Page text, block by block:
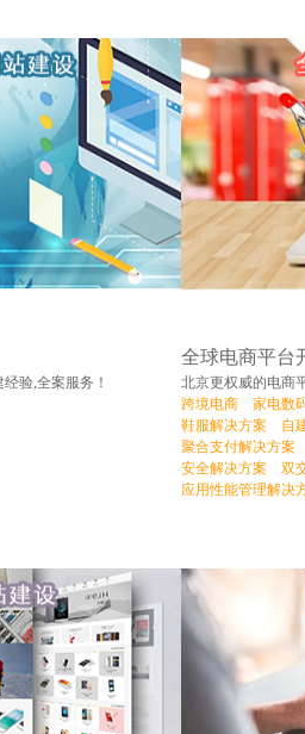
验,全案服务！
全球电商平台
北京更权威的电商
跨境电商
家电数
鞋服解决方案
自
聚合支付解决方案
安全解决方案
双
应用性能管理解决